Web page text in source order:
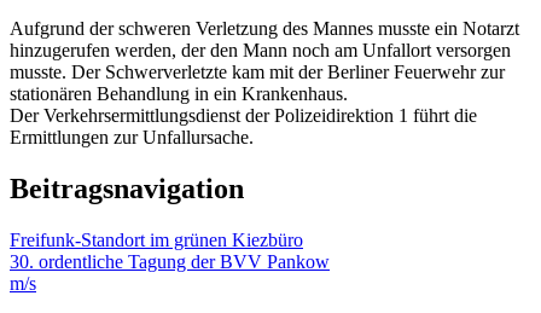
Aufgrund der schweren Verletzung des Mannes musste ein Notarzt
hinzugerufen werden, der den Mann noch am Unfallort versorgen
musste. Der Schwerverletzte kam mit der Berliner Feuerwehr zur
stationären Behandlung in ein Krankenhaus.
Der Verkehrsermittlungsdienst der Polizeidirektion 1 führt die
Ermittlungen zur Unfallursache.
Beitragsnavigation
Freifunk-Standort im grünen Kiezbüro
30. ordentliche Tagung der BVV Pankow
m/s